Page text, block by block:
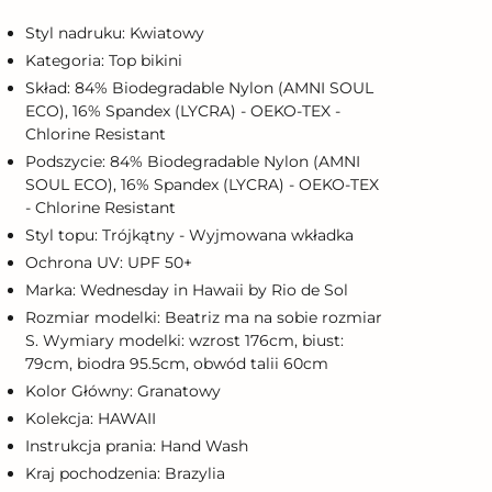
Styl nadruku: Kwiatowy
Kategoria: Top bikini
Skład: 84% Biodegradable Nylon (AMNI SOUL
ECO), 16% Spandex (LYCRA) - OEKO-TEX -
Chlorine Resistant
Podszycie: 84% Biodegradable Nylon (AMNI
SOUL ECO), 16% Spandex (LYCRA) - OEKO-TEX
- Chlorine Resistant
Styl topu: Trójkątny - Wyjmowana wkładka
Ochrona UV: UPF 50+
Marka: Wednesday in Hawaii by Rio de Sol
Rozmiar modelki: Beatriz ma na sobie rozmiar
S. Wymiary modelki: wzrost 176cm, biust:
79cm, biodra 95.5cm, obwód talii 60cm
Kolor Główny: Granatowy
Kolekcja: HAWAII
Instrukcja prania: Hand Wash
Kraj pochodzenia: Brazylia